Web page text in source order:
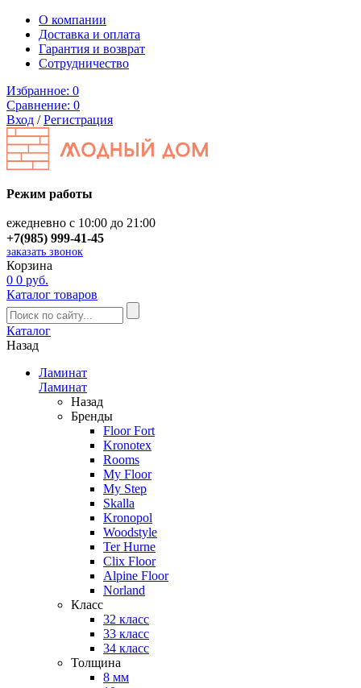
О компании
Доставка и оплата
Гарантия и возврат
Сотрудничество
Избранное: 0
Сравнение: 0
Вход /Регистрация
Режим работы
ежедневно с 10:00 до 21:00
+7(985) 999-41-45
заказать звонок
Корзина
0 0 руб.
Каталог товаров
Каталог
Назад
Ламинат
Ламинат
Назад
Бренды
Floor Fort
Kronotex
Rooms
My Floor
My Step
Skalla
Kronopol
Woodstyle
Ter Hurne
Clix Floor
Alpine Floor
Norland
Класс
32 класс
33 класс
34 класс
Толщина
8 мм